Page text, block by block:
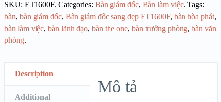
SKU: ET1600F. Categories: Bàn giám đốc, Bàn làm việc. Tags:
bàn, bàn giám đốc, Bàn giám đốc sang đẹp ET1600F, bàn hòa phát,
bàn làm việc, bàn lãnh đạo, bàn the one, bàn trưởng phòng, bàn văn
phòng.
Description
Additional
Mô tả